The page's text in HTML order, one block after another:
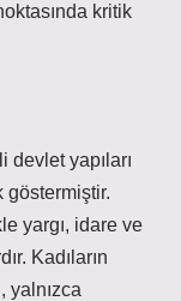
kritik
devlet yapıları
göstermiştir.
yargı, idare ve
Kadıların
yalnızca